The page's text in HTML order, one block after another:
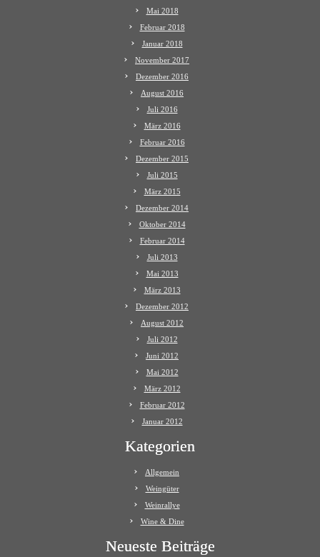
Mai 2018
Februar 2018
Januar 2018
November 2017
Dezember 2016
August 2016
Juli 2016
März 2016
Februar 2016
Dezember 2015
Juli 2015
März 2015
Dezember 2014
Oktober 2014
Februar 2014
Juli 2013
Mai 2013
März 2013
Dezember 2012
August 2012
Juli 2012
Juni 2012
Mai 2012
März 2012
Februar 2012
Januar 2012
Kategorien
Allgemein
Weingüter
Weinrallye
Wine & Dine
Neueste Beiträge